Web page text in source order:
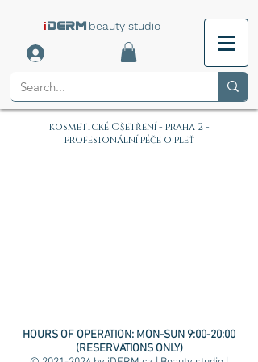
iDERM beauty studio
kosmetické Ošetření - praha 2 -
profesionální péče o pleť
HOURS OF OPERATION: MON-SUN 9:00-20:00
(RESERVATIONS ONLY)